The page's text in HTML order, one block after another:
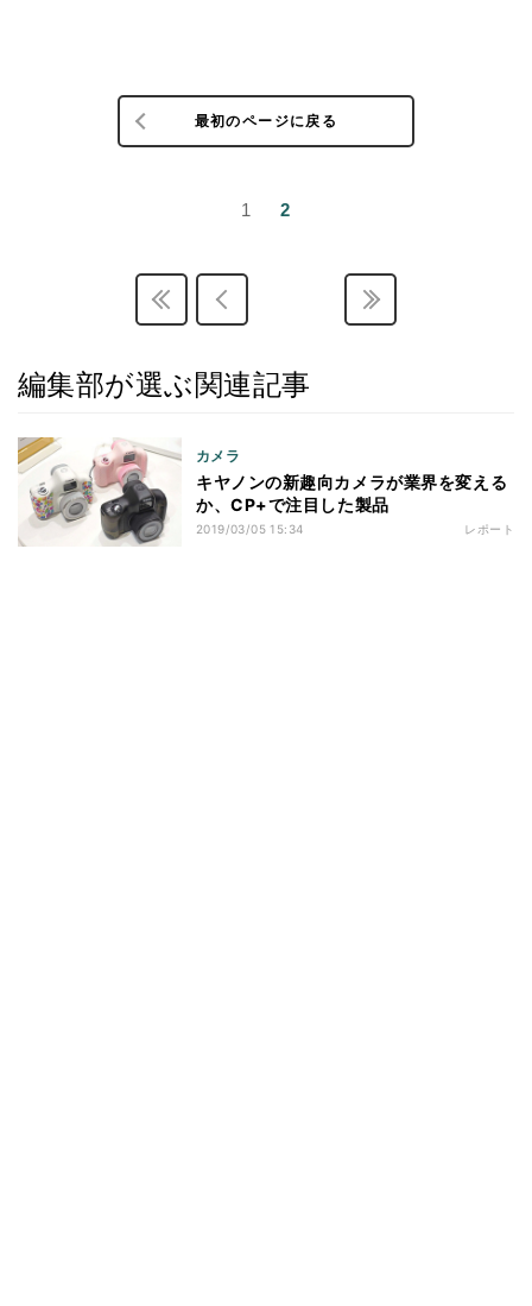
最初のページに戻る
1 2
編集部が選ぶ関連記事
カメラ
キヤノンの新趣向カメラが業界を変える
か、CP+で注目した製品
2019/03/05 15:34 レポート